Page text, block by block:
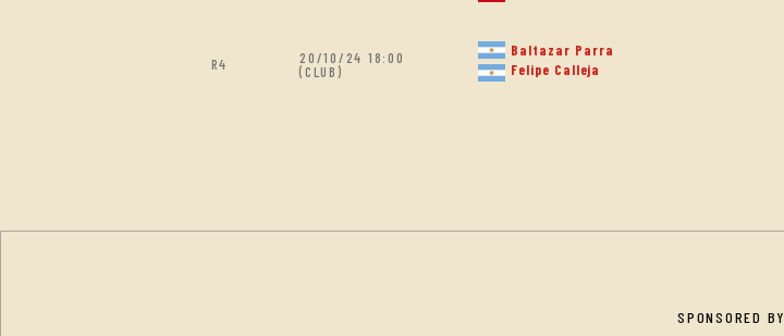
R4
20/10/24 18:00
(CLUB)
Baltazar Parra
Felipe Calleja
SPONSORED BY